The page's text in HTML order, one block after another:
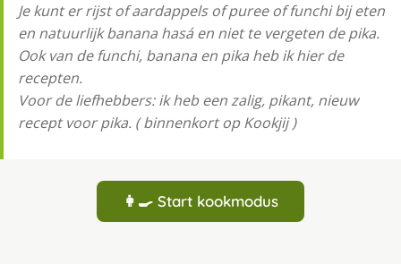
Je kunt er rijst of aardappels of puree of funchi bij eten
en natuurlijk banana hasá en niet te vergeten de pika.
Ook van de funchi, banana en pika heb ik hier de
recepten.
Voor de liefhebbers: ik heb een zalig, pikant, nieuw
recept voor pika. ( binnenkort op Kookjij )
👩‍🍳 Start kookmodus